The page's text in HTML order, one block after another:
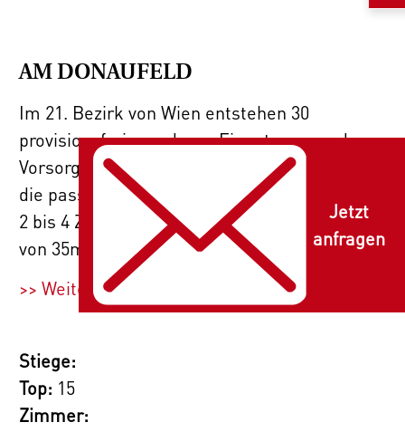
AM DONAUFELD
Im 21. Bezirk von Wien entstehen 30
provisionsfreie moderne Eigentums- und
Vorsorgewohnungen, die für jedes Bedürfnis
die passende Lösung bieten. Mit großzügigen
2 bis 4 Zimmer Wohnungen, die eine Fläche
von 35m² bis 93m² abdecken, ist für jedes
Wohnbedürfnis das Richtige dabei. Weiters
stehen 13 Kfz-Abstellplätze in der Tiefgarage
In ruhiger Lage in Floridsdorf mit guter
Erreichbarkeit der Wiener Innenstadt sowie
optimaler Anbindung an öffentliche
>> Weiterlesen
Stiege:
Top: 15
Zimmer:
Jetzt
anfragen